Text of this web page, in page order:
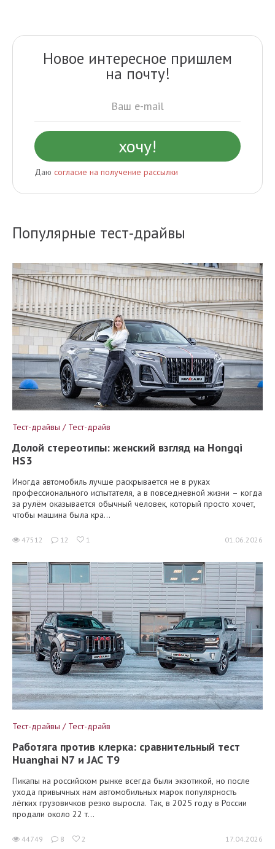
Новое интересное пришлем
на почту!
Даю согласие на получение рассылки
Популярные тест-драйвы
Тест-драйвы / Тест-драйв
Долой стереотипы: женский взгляд на Hongqi
HS3
Иногда автомобиль лучше раскрывается не в руках
профессионального испытателя, а в повседневной жизни – когда
за рулём оказывается обычный человек, который просто хочет,
чтобы машина была кра...
47512 12 1 01.06.2026
Тест-драйвы / Тест-драйв
Работяга против клерка: сравнительный тест
Huanghai N7 и JAC T9
Пикапы на российском рынке всегда были экзотикой, но после
ухода привычных нам автомобильных марок популярность
лёгких грузовичков резко выросла. Так, в 2025 году в России
продали около 22 т...
44749 8 2 17.04.2026